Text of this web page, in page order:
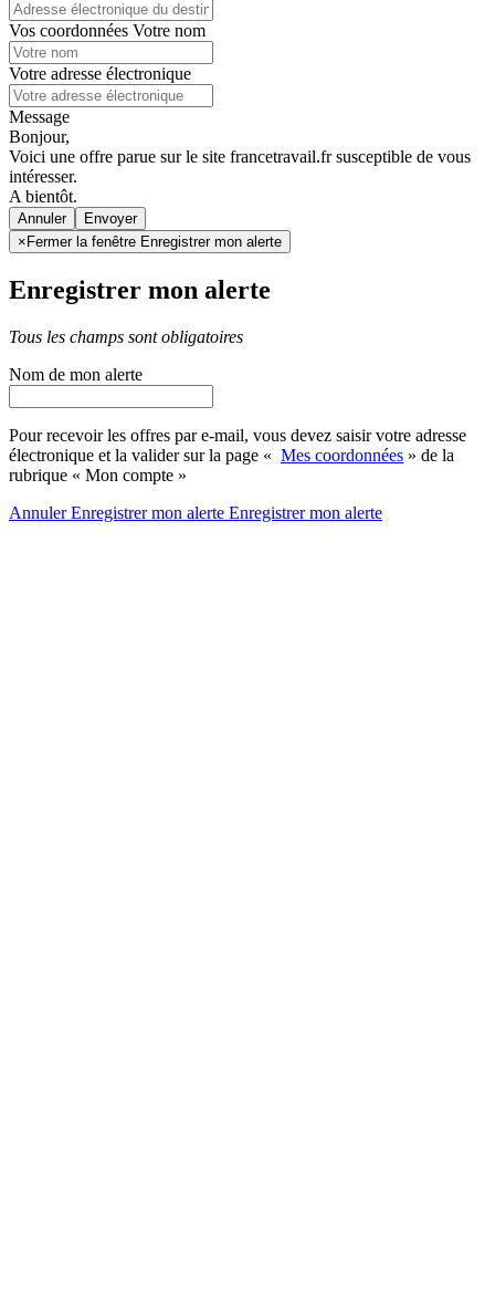
Vos coordonnées Votre nom
Votre adresse électronique
Message
Bonjour,
Voici une offre parue sur le site francetravail.fr susceptible de vous
intéresser.
A bientôt.
Annuler
× Fermer la fenêtre Enregistrer mon alerte
Enregistrer mon alerte
Tous les champs sont obligatoires
Nom de mon alerte
Pour recevoir les offres par e-mail, vous devez saisir votre adresse
électronique et la valider sur la page « Mes coordonnées » de la
rubrique « Mon compte »
AnnulerEnregistrer mon alerte Enregistrermon alerte